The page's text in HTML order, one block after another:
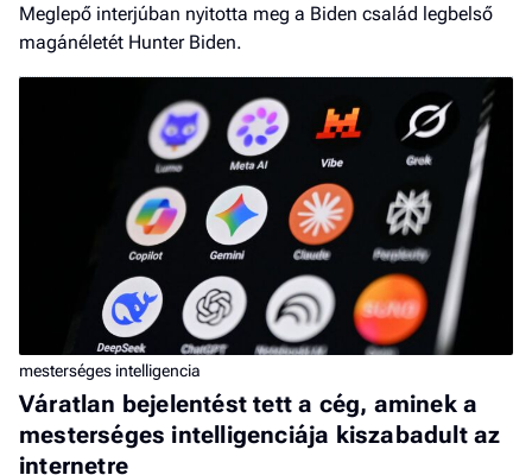
Meglepő interjúban nyitotta meg a Biden család legbelső
magánéletét Hunter Biden.
mesterséges intelligencia
Váratlan bejelentést tett a cég, aminek a
mesterséges intelligenciája kiszabadult az
internetre